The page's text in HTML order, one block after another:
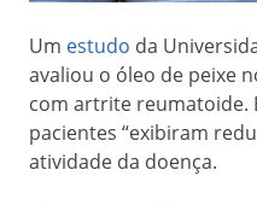
Um estudo da
avaliou o óleo de peixe
com artrite reumatoide.
pacientes “exibiram
atividade da doença.